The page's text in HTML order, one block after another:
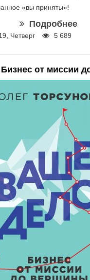
«вы приняты»!
Подробнее
Четверг 5 689
от миссии